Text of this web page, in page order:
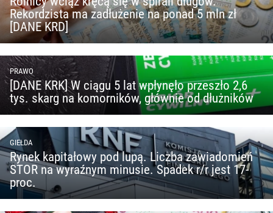
Rekordzista ma zadłużenie na ponad 5 mln zł
[DANE KRD]
PRAWO
[DANE KRK] W ciągu 5 lat wpłynęło przeszło 2,6
tys. skarg na komorników, głównie od dłużników
GIEŁDA
Rynek kapitałowy pod lupą. Liczba zawiadomień
STOR na wyraźnym minusie. Spadek r/r jest 17-
proc.